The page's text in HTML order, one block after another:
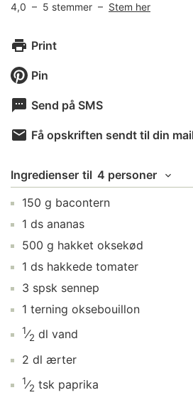
4,0 – 5 stemmer – Stem her
Print
Pin
Send på SMS
Få opskriften sendt til din mail
Ingredienser til 4 personer
150 g bacontern
1 ds ananas
500 g hakket oksekød
1 ds hakkede tomater
3 spsk sennep
1 terning oksebouillon
1⁄2 dl vand
2 dl ærter
1⁄2 tsk paprika